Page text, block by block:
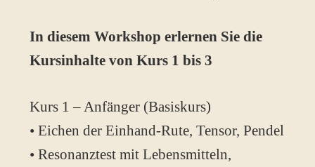
In diesem Workshop erlernen Sie die
Kursinhalte von Kurs 1 bis 3
Kurs 1 – Anfänger (Basiskurs)
• Eichen der Einhand-Rute, Tensor, Pendel
• Resonanztest mit Lebensmitteln,